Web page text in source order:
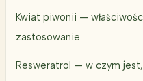
Kwiat piwonii —
zastosowanie
Resweratrol — w czym